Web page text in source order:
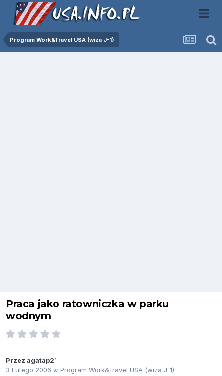
Program Work&Travel USA (wiza J-1)
Praca jako ratowniczka w parku
wodnym
Przez agatap21
3 Lutego 2006 w Program Work&Travel USA (wiza J-1)